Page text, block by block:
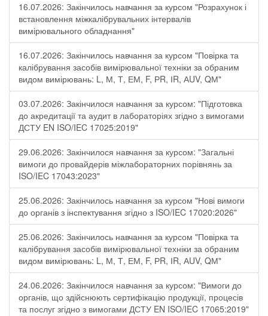
16.07.2026: Закінчилось навчання за курсом "Розрахунок і
встановлення міжкалібрувальних інтервалів
вимірювального обладнання"
16.07.2026: Закінчилось навчання за курсом "Повірка та
калібрування засобів вимірювальної техніки за обраним
видом вимірювань: L, М, Т, ЕМ, F, РR, ІR, АUV, QМ"
03.07.2026: Закінчилося навчання за курсом: "Підготовка
до акредитації та аудит в лабораторіях згідно з вимогами
ДСТУ EN ISO/IEC 17025:2019"
29.06.2026: Закінчилося навчання за курсом: "Загальні
вимоги до провайдерів міжлабораторних порівнянь за
ISO/IEC 17043:2023"
25.06.2026: Закінчилось навчання за курсом "Нові вимоги
до органів з інспектування згідно з ISO/IEC 17020:2026"
25.06.2026: Закінчилось навчання за курсом "Повірка та
калібрування засобів вимірювальної техніки за обраним
видом вимірювань: L, М, Т, ЕМ, F, РR, ІR, АUV, QМ"
24.06.2026: Закінчилося навчання за курсом: "Вимоги до
органів, що здійснюють сертифікацію продукції, процесів
та послуг згідно з вимогами ДСТУ EN ISO/IEC 17065:2019"